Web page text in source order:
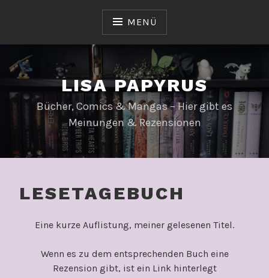
MENÜ
LISA PAPYRUS
Bücher, Comics & Mangas – Hier gibt es
Meinungen & Rezensionen
LESETAGEBUCH
Eine kurze Auflistung, meiner gelesenen Titel.
Wenn es zu dem entsprechenden Buch eine
Rezension gibt, ist ein Link hinterlegt